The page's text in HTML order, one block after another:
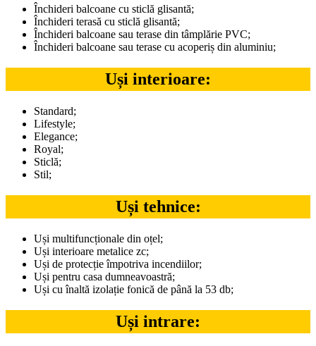
Închideri balcoane cu sticlă glisantă;
Închideri terasă cu sticlă glisantă;
Închideri balcoane sau terase din tâmplărie PVC;
Închideri balcoane sau terase cu acoperiș din aluminiu;
Uși interioare:
Standard;
Lifestyle;
Elegance;
Royal;
Sticlă;
Stil;
Uși tehnice:
Uși multifuncționale din oțel;
Uși interioare metalice zc;
Uși de protecție împotriva incendiilor;
Uși pentru casa dumneavoastră;
Uși cu înaltă izolație fonică de până la 53 db;
Uși intrare: